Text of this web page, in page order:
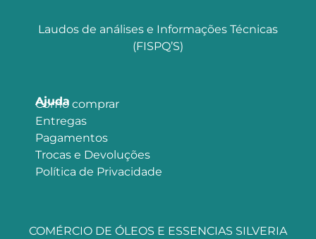
Laudos de análises e Informações Técnicas
(FISPQ’S)
Ajuda
Como comprar
Entregas
Pagamentos
Trocas e Devoluções
Política de Privacidade
COMÉRCIO DE ÓLEOS E ESSENCIAS SILVERIA